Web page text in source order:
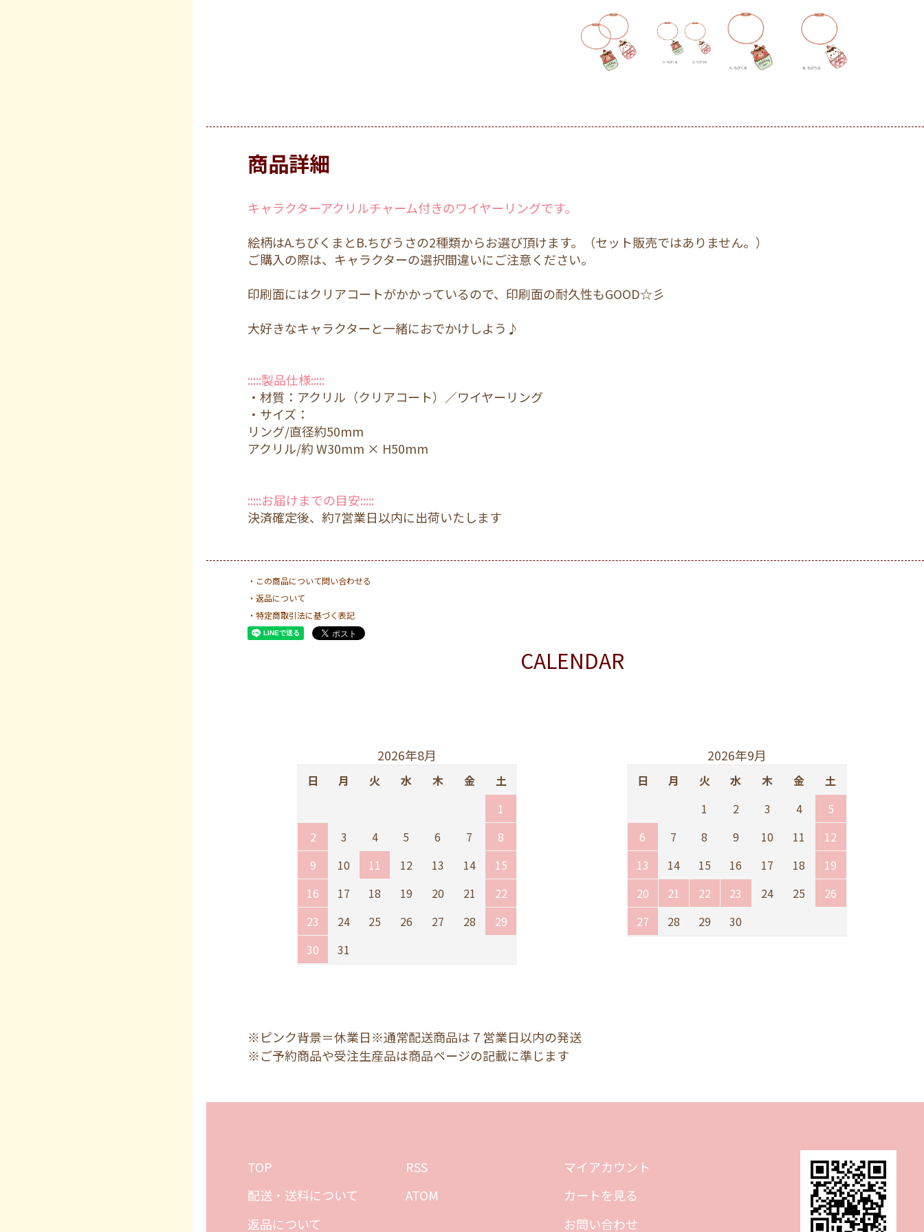
商品詳細
キャラクターアクリルチャーム付きのワイヤーリングです。
絵柄はA.ちびくまとB.ちびうさの2種類からお選び頂けます。（セット販売ではありません。）
ご購入の際は、キャラクターの選択間違いにご注意ください。
印刷面にはクリアコートがかかっているので、印刷面の耐久性もGOOD☆彡
大好きなキャラクターと一緒におでかけしよう♪
:::::製品仕様:::::
・材質：アクリル（クリアコート）／ワイヤーリング
・サイズ：
リング/直径約50mm
アクリル/約 W30mm × H50mm
:::::お届けまでの目安:::::
決済確定後、約7営業日以内に出荷いたします
・この商品について問い合わせる
・返品について
・特定商取引法に基づく表記
1,155円(税込)
在庫：2 在庫 2
B.ちびうさ
在庫：4 在庫 4
CALENDAR
2026年8月
日 月 火 水 木 金
土
1
2
3 4 5 6 7
8
9
10 11 12 13 14
15
16
17 18 19 20 21
22
23
24 25 26 27 28
29
30
31
2026年9月
日 月 火 水 木 金
土
1
2 3 4
5
6
7 8 9 10 11
12
13
14 15 16 17 18
19
20
21 22 23 24 25
26
27
28 29 30
※ピンク背景＝休業日※通常配送商品は７営業日以内の発送
※ご予約商品や受注生産品は商品ページの記載に準じます
TOP
配送・送料について
返品について
RSS
ATOM
マイアカウント
カートを見る
お問い合わせ